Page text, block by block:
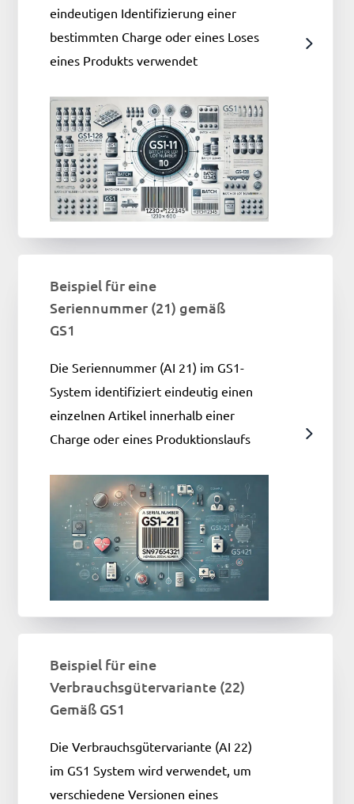
eindeutigen Identifizierung einer
bestimmten Charge oder eines Loses
eines Produkts verwendet
Beispiel für eine
Seriennummer (21) gemäß
GS1
Die Seriennummer (AI 21) im GS1-
System identifiziert eindeutig einen
einzelnen Artikel innerhalb einer
Charge oder eines Produktionslaufs
Beispiel für eine
Verbrauchsgütervariante (22)
Gemäß GS1
Die Verbrauchsgütervariante (AI 22)
im GS1 System wird verwendet, um
verschiedene Versionen eines